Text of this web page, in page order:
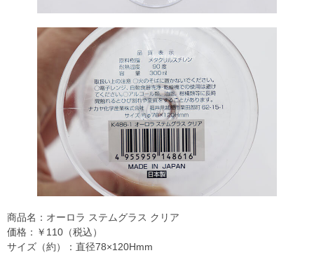
商品名：オーロラ ステムグラス クリア
価格：￥110（税込）
サイズ（約）：直径78×120Hmm